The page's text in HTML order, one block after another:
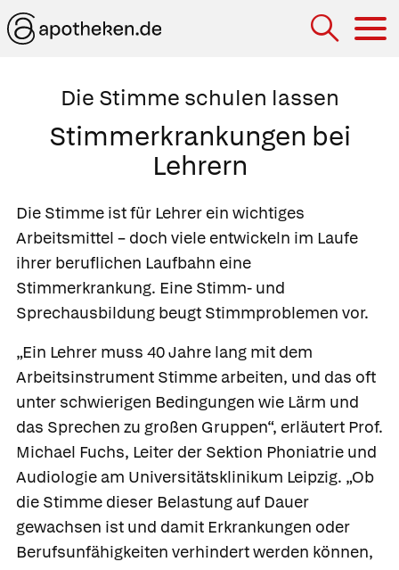
Die Stimme schulen lassen
Stimmerkrankungen bei
Lehrern
Die Stimme ist für Lehrer ein wichtiges
Arbeitsmittel – doch viele entwickeln im Laufe
ihrer beruflichen Laufbahn eine
Stimmerkrankung. Eine Stimm- und
Sprechausbildung beugt Stimmproblemen vor.
„Ein Lehrer muss 40 Jahre lang mit dem
Arbeitsinstrument Stimme arbeiten, und das oft
unter schwierigen Bedingungen wie Lärm und
das Sprechen zu großen Gruppen“, erläutert Prof.
Michael Fuchs, Leiter der Sektion Phoniatrie und
Audiologie am Universitätsklinikum Leipzig. „Ob
die Stimme dieser Belastung auf Dauer
gewachsen ist und damit Erkrankungen oder
Berufsunfähigkeiten verhindert werden können,